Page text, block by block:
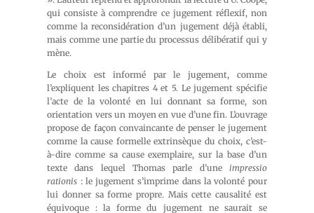
qui consiste à comprendre ce jugement réflexif, non
comme la reconsidération d’un jugement déjà établi,
mais comme une partie du processus délibératif qui y
mène.
Le choix est informé par le jugement, comme
l’expliquent les chapitres 4 et 5. Le jugement spécifie
l’acte de la volonté en lui donnant sa forme, son
orientation vers un moyen en vue d’une fin. L’ouvrage
propose de façon convaincante de penser le jugement
comme la cause formelle extrinsèque du choix, c’est-
à-dire comme sa cause exemplaire, sur la base d’un
texte dans lequel Thomas parle d’une impressio
rationis : le jugement s’imprime dans la volonté pour
lui donner sa forme propre. Mais cette causalité est
équivoque : la forme du jugement ne saurait se